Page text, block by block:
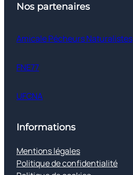
Nos partenaires
Amicale Pécheurs Naturalistes
FNE77
UFCNA
Informations
Mentions légales
Politique de confidentialité